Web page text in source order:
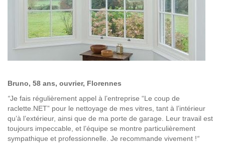
Bruno, 58 ans, ouvrier, Florennes
“Je fais régulièrement appel à l’entreprise “Le coup de
raclette.NET” pour le nettoyage de mes vitres, tant à l’intérieur
qu’à l’extérieur, ainsi que de ma porte de garage. Leur travail est
toujours impeccable, et l’équipe se montre particulièrement
sympathique et professionnelle. Je recommande vivement !“